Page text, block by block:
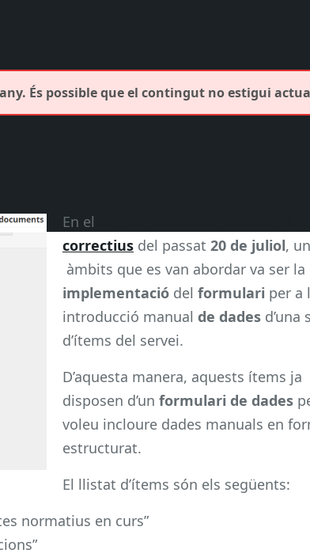
És possible que el contingut no estigui
En el
correctius del passat 20 de juliol,
àmbits que es van abordar va ser la
implementació del formulari per a
introducció manual de dades d’una
d’ítems del servei.
D’aquesta manera, aquests ítems ja
disposen d’un formulari de dades
voleu incloure dades manuals en
estructurat.
El llistat d’ítems són els següents:
normatius en curs”